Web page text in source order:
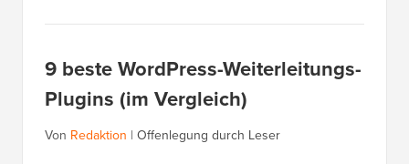
9 beste WordPress-Weiterleitungs-
Plugins (im Vergleich)
Von Redaktion | Offenlegung durch Leser